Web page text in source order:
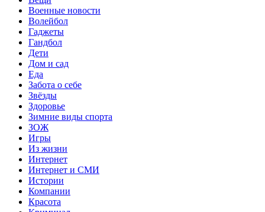
Военные новости
Волейбол
Гаджеты
Гандбол
Дети
Дом и сад
Еда
Забота о себе
Звёзды
Здоровье
Зимние виды спорта
ЗОЖ
Игры
Из жизни
Интернет
Интернет и СМИ
Истории
Компании
Красота